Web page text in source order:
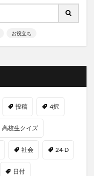
お役立ち
投稿 4択
高校生クイズ
社会 24-D
日付